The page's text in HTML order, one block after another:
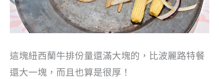
這塊紐西蘭牛排份量還滿大塊的，比波麗路特餐
還大一塊，而且也算是很厚！